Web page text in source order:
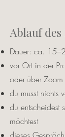
Ablauf
Dauer: ca.
vor Ort in der
oder über Zoom
du musst nichts
du entscheidest
möchtest